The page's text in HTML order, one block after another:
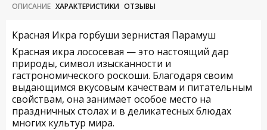
ОПИСАНИЕ ХАРАКТЕРИСТИКИ ОТЗЫВЫ
Красная Икра горбуши зернистая Парамуш
Красная икра лососевая — это настоящий дар
природы, символ изысканности и
гастрономического роскоши. Благодаря своим
выдающимся вкусовым качествам и питательным
свойствам, она занимает особое место на
праздничных столах и в деликатесных блюдах
многих культур мира.